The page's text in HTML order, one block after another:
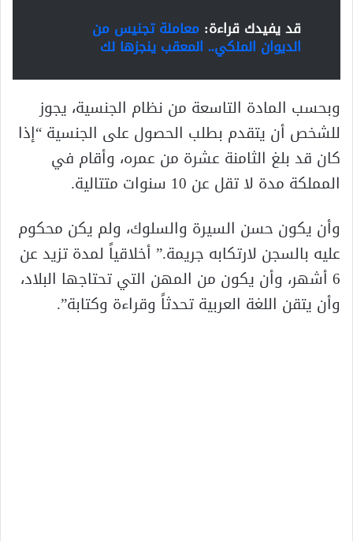
قد يفيدك قراءة: معاملة تجنيس من
الديوان الملكي.. المعقب ينجزها لك
وبحسب المادة التاسعة من نظام الجنسية، يجوز
للشخص أن يتقدم بطلب الحصول على الجنسية “إذا
كان قد بلغ الثامنة عشرة من عمره، وأقام في
المملكة مدة لا تقل عن 10 سنوات متتالية.
وأن يكون حسن السيرة والسلوك، ولم يكن محكوم
عليه بالسجن لارتكابه جريمة.” أخلاقياً لمدة تزيد عن
6 أشهر، وأن يكون من المهن التي تحتاجها البلاد،
وأن يتقن اللغة العربية تحدثاً وقراءة وكتابة”.